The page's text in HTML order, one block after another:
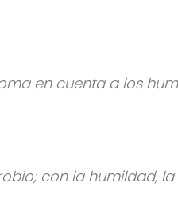
en cuenta a los
con la humildad,